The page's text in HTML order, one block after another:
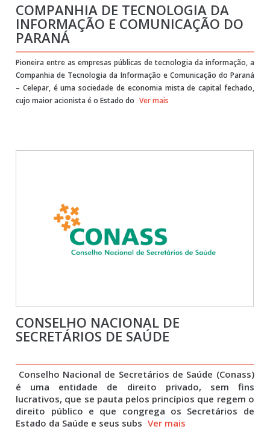
COMPANHIA DE TECNOLOGIA DA
INFORMAÇÃO E COMUNICAÇÃO DO
PARANÁ
Pioneira entre as empresas públicas de tecnologia da informação, a
Companhia de Tecnologia da Informação e Comunicação do Paraná
– Celepar, é uma sociedade de economia mista de capital fechado,
cujo maior acionista é o Estado do Ver mais
CONSELHO NACIONAL DE
SECRETÁRIOS DE SAÚDE
Conselho Nacional de Secretários de Saúde (Conass)
é uma entidade de direito privado, sem fins
lucrativos, que se pauta pelos princípios que regem o
direito público e que congrega os Secretários de
Estado da Saúde e seus subs Ver mais